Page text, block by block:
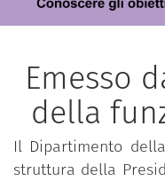
Emesso
della
Il Dipartimento
struttura della